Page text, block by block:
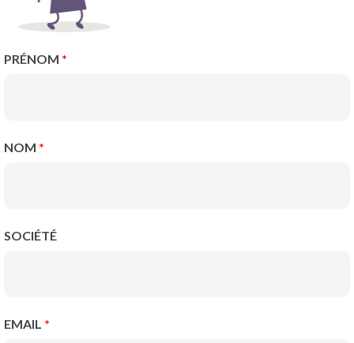
PRÉNOM *
NOM *
SOCIÉTÉ
EMAIL *